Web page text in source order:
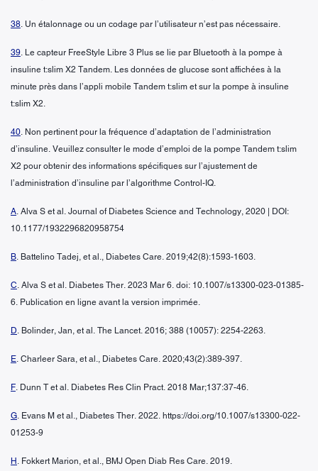
38. Un étalonnage ou un codage par l’utilisateur n’est pas nécessaire.
39. Le capteur FreeStyle Libre 3 Plus se lie par Bluetooth à la pompe à
insuline t:slim X2 Tandem. Les données de glucose sont affichées à la
minute près dans l’appli mobile Tandem t:slim et sur la pompe à insuline
t:slim X2.
40. Non pertinent pour la fréquence d’adaptation de l’administration
d’insuline. Veuillez consulter le mode d’emploi de la pompe Tandem t:slim
X2 pour obtenir des informations spécifiques sur l’ajustement de
l’administration d’insuline par l’algorithme Control-IQ.
A. Alva S et al. Journal of Diabetes Science and Technology, 2020 | DOI:
10.1177/1932296820958754
B. Battelino Tadej, et al., Diabetes Care. 2019;42(8):1593-1603.
C. Alva S et al. Diabetes Ther. 2023 Mar 6. doi: 10.1007/s13300-023-01385-
6. Publication en ligne avant la version imprimée.
D. Bolinder, Jan, et al. The Lancet. 2016; 388 (10057): 2254-2263.
E. Charleer Sara, et al., Diabetes Care. 2020;43(2):389-397.
F. Dunn T et al. Diabetes Res Clin Pract. 2018 Mar;137:37-46.
G. Evans M et al., Diabetes Ther. 2022. https://doi.org/10.1007/s13300-022-
01253-9
H . Fokkert Marion, et al., BMJ Open Diab Res Care. 2019.